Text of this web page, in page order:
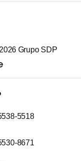
2026 Grupo SDP
5518
8671